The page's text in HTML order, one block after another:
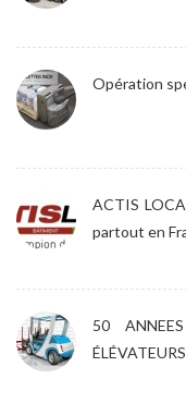
Opération
ACTIS
partout en
50
ÉLÉVATEURS